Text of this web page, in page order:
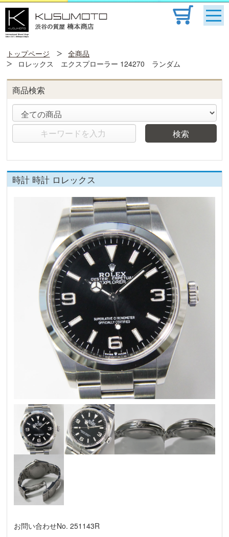
トップページ
全商品
ロレックス エクスプローラー 124270 ランダム
商品検索
検索
時計 時計 ロレックス
お問い合わせNo. 251143R